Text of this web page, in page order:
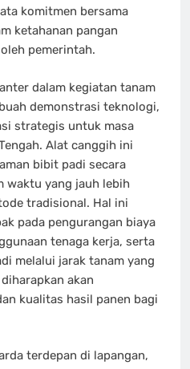
komitmen bersama
ketahanan pangan
pemerintah.
dalam kegiatan tanam
demonstrasi teknologi,
strategis untuk masa
Alat canggih ini
bibit padi secara
waktu yang jauh lebih
tradisional. Hal ini
pada pengurangan biaya
tenaga kerja, serta
melalui jarak tanam yang
akan
kualitas hasil panen bagi
terdepan di lapangan,